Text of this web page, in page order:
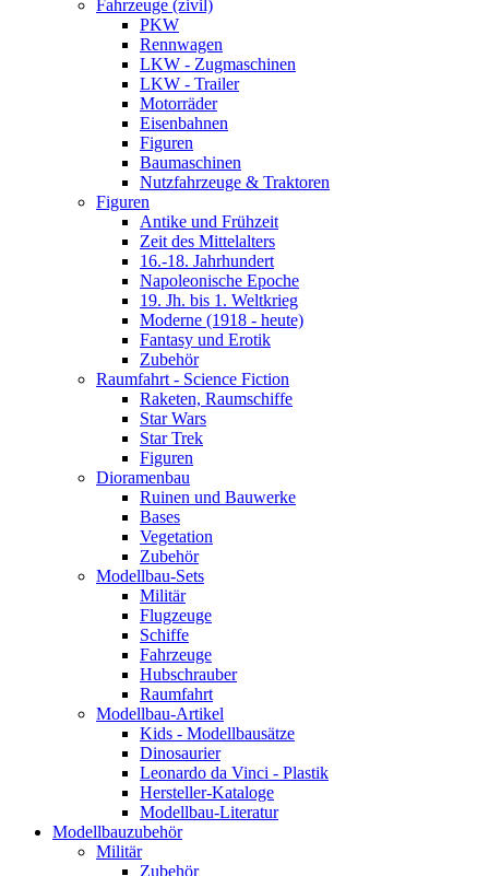
Fahrzeuge (zivil)
PKW
Rennwagen
LKW - Zugmaschinen
LKW - Trailer
Motorräder
Eisenbahnen
Figuren
Baumaschinen
Nutzfahrzeuge & Traktoren
Figuren
Antike und Frühzeit
Zeit des Mittelalters
16.-18. Jahrhundert
Napoleonische Epoche
19. Jh. bis 1. Weltkrieg
Moderne (1918 - heute)
Fantasy und Erotik
Zubehör
Raumfahrt - Science Fiction
Raketen, Raumschiffe
Star Wars
Star Trek
Figuren
Dioramenbau
Ruinen und Bauwerke
Bases
Vegetation
Zubehör
Modellbau-Sets
Militär
Flugzeuge
Schiffe
Fahrzeuge
Hubschrauber
Raumfahrt
Modellbau-Artikel
Kids - Modellbausätze
Dinosaurier
Leonardo da Vinci - Plastik
Hersteller-Kataloge
Modellbau-Literatur
Modellbauzubehör
Militär
Zubehör